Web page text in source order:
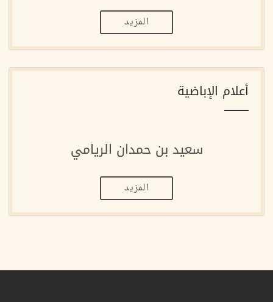
المزيد
أعلام الإباضية
سعيد بن حمدان الريامي
المزيد